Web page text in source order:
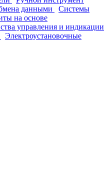
данными
Системы
на основе
управления и индикации
Электроустановочные